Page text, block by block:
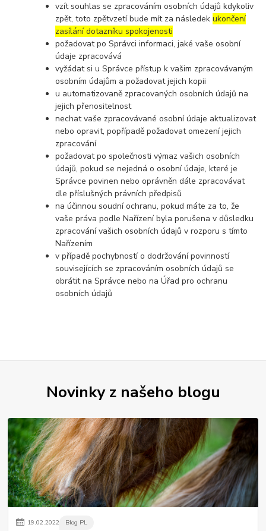
vzít souhlas se zpracováním osobních údajů kdykoliv
zpět, toto zpětvzetí bude mít za následekukončení
zasílání dotazníku spokojenosti
požadovat po Správci informaci, jaké vaše osobní
údaje zpracovává
vyžádat si u Správce přístup k vašim zpracovávaným
osobním údajům a požadovat jejich kopii
u automatizovaně zpracovaných osobních údajů na
jejich přenositelnost
nechat vaše zpracovávané osobní údaje aktualizovat
nebo opravit, popřípadě požadovat omezení jejich
zpracování
požadovat po společnosti výmaz vašich osobních
údajů, pokud se nejedná o osobní údaje, které je
Správce povinen nebo oprávněn dále zpracovávat
dle příslušných právních předpisů
na účinnou soudní ochranu, pokud máte za to, že
vaše práva podle Nařízení byla porušena v důsledku
zpracování vašich osobních údajů v rozporu s tímto
Nařízením
v případě pochybností o dodržování povinností
souvisejících se zpracováním osobních údajů se
obrátit na Správce nebo na Úřad pro ochranu
osobních údajů
Novinky z našeho blogu
19.02.2022 Blog PL